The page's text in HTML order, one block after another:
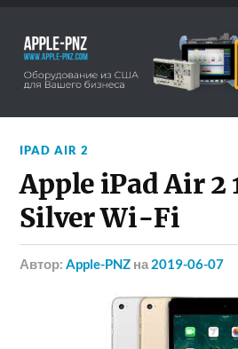
IPAD AIR 2
Apple iPad Air 2
Silver Wi-Fi
Автор:Apple-PNZ на 2019-06-07